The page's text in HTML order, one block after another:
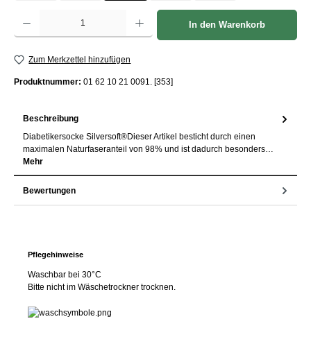
Produkt Anzahl: Gib den gewünschten Wert ein oder benutze die Schaltflächen um die
In den Warenkorb
Zum Merkzettel hinzufügen
Produktnummer: 01 62 10 21 0091. [353]
Beschreibung
Diabetikersocke Silversoft®Dieser Artikel besticht durch einen
maximalen Naturfaseranteil von 98% und ist dadurch besonders…
Mehr
Bewertungen
Pflegehinweise
Waschbar bei 30°C
Bitte nicht im Wäschetrockner trocknen.